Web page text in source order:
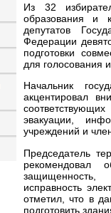
Из 32
образования и
депутатов
Федерации
подготовки
для голосования
Начальник
акцентировал
эвакуации,
учреждений и
Председатель
рекомендовал
защищенность,
исправность
отметил, что в
подготовить